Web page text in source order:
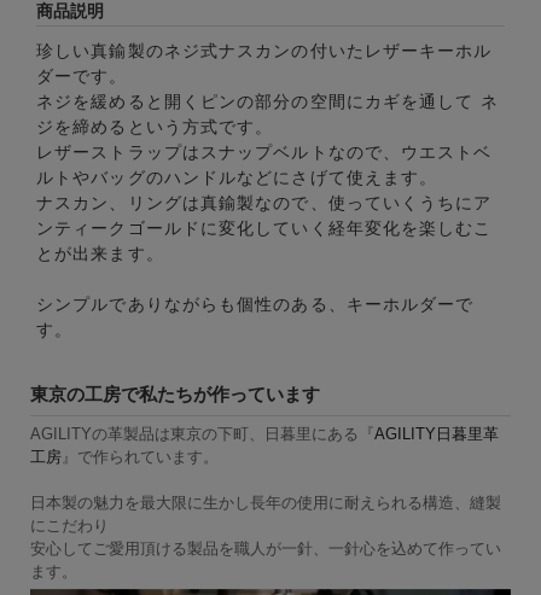
商品説明
珍しい真鍮製のネジ式ナスカンの付いたレザーキーホル
ダーです。
ネジを緩めると開くピンの部分の空間にカギを通して ネ
ジを締めるという方式です。
レザーストラップはスナップベルトなので、ウエストベ
ルトやバッグのハンドルなどにさげて使えます。
ナスカン、リングは真鍮製なので、使っていくうちにア
ンティークゴールドに変化していく経年変化を楽しむこ
とが出来ます。
シンプルでありながらも個性のある、キーホルダーで
す。
東京の工房で私たちが作っています
AGILITYの革製品は東京の下町、日暮里にある『AGILITY日暮里革
工房 』で作られています。
日本製の魅力を最大限に生かし長年の使用に耐えられる構造、縫製
にこだわり
安心してご愛用頂ける製品を職人が一針、一針心を込めて作ってい
ます。